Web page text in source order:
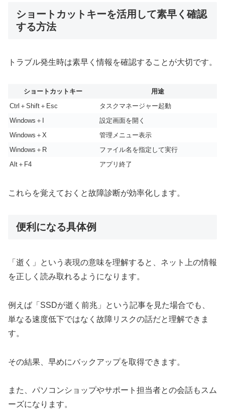
ショートカットキーを活用して素早く確認
する方法
トラブル発生時は素早く情報を確認することが大切です。
ショートカットキー
用途
Ctrl＋Shift＋Esc
タスクマネージャー起動
Windows＋I
設定画面を開く
Windows＋X
管理メニュー表示
Windows＋R
ファイル名を指定して実行
Alt＋F4
アプリ終了
これらを覚えておくと故障診断が効率化します。
便利になる具体例
「逝く」という表現の意味を理解すると、ネット上の情報
を正しく読み取れるようになります。
例えば「SSDが逝く前兆」という記事を見た場合でも、
単なる速度低下ではなく故障リスクの話だと理解できま
す。
その結果、早めにバックアップを取得できます。
また、パソコンショップやサポート担当者との会話もスム
ーズになります。